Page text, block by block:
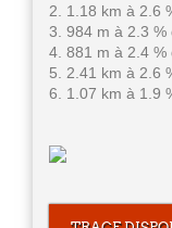
2. 1.18 km à 2.6
3. 984 m à 2.3
4. 881 m à 2.4
5. 2.41 km à 2.6
6. 1.07 km à 1.9